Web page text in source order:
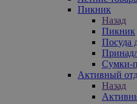
Пикник
Назад
Пикник
Посуда
Сумки-
Активный
Назад